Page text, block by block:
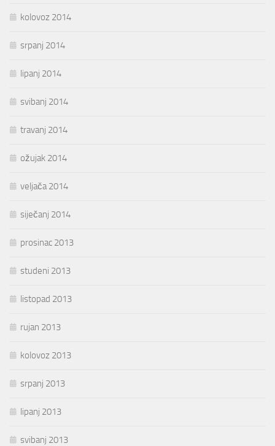
kolovoz 2014
srpanj 2014
lipanj 2014
svibanj 2014
travanj 2014
ožujak 2014
veljača 2014
siječanj 2014
prosinac 2013
studeni 2013
listopad 2013
rujan 2013
kolovoz 2013
srpanj 2013
lipanj 2013
svibanj 2013